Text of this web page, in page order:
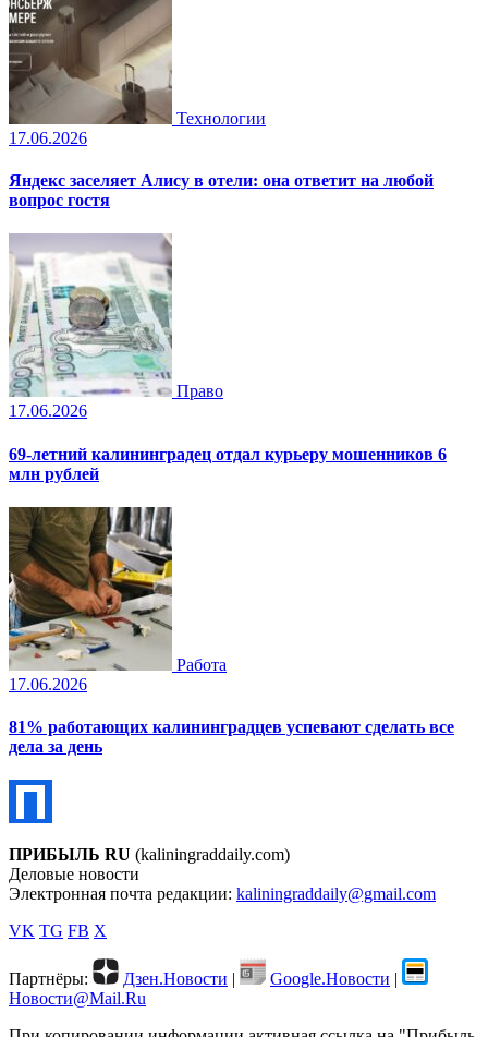
Технологии
17.06.2026
Яндекс заселяет Алису в отели: она ответит на любой
вопрос гостя
Право
17.06.2026
69-летний калининградец отдал курьеру мошенников 6
млн рублей
Работа
17.06.2026
81% работающих калининградцев успевают сделать все
дела за день
ПРИБЫЛЬ RU (kaliningraddaily.com)
Деловые новости
Электронная почта редакции: kaliningraddaily@gmail.com
VK TG FB X
Партнёры: Дзен.Новости | Google.Новости |
Новости@Mail.Ru